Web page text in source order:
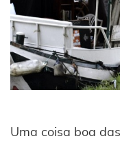
Uma coisa boa